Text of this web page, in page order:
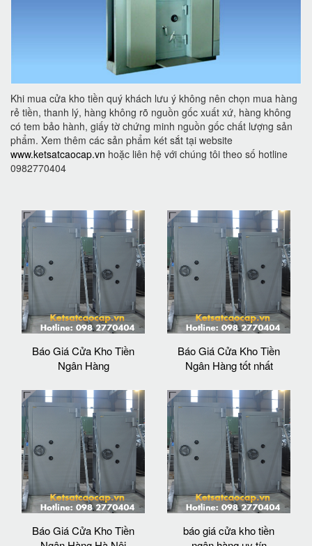
Khi mua cửa kho tiền quý khách lưu ý không nên chọn mua hàng
rẻ tiền, thanh lý, hàng không rõ nguồn gốc xuất xứ, hàng không
có tem bảo hành, giấy tờ chứng minh nguồn gốc chất lượng sản
phẩm. Xem thêm các sản phẩm két sắt tại website
www.ketsatcaocap.vn hoặc liên hệ với chúng tôi theo số hotline
0982770404
Báo Giá Cửa Kho Tiền
Ngân Hàng
Báo Giá Cửa Kho Tiền
Ngân Hàng tốt nhất
Báo Giá Cửa Kho Tiền
báo giá cửa kho tiền